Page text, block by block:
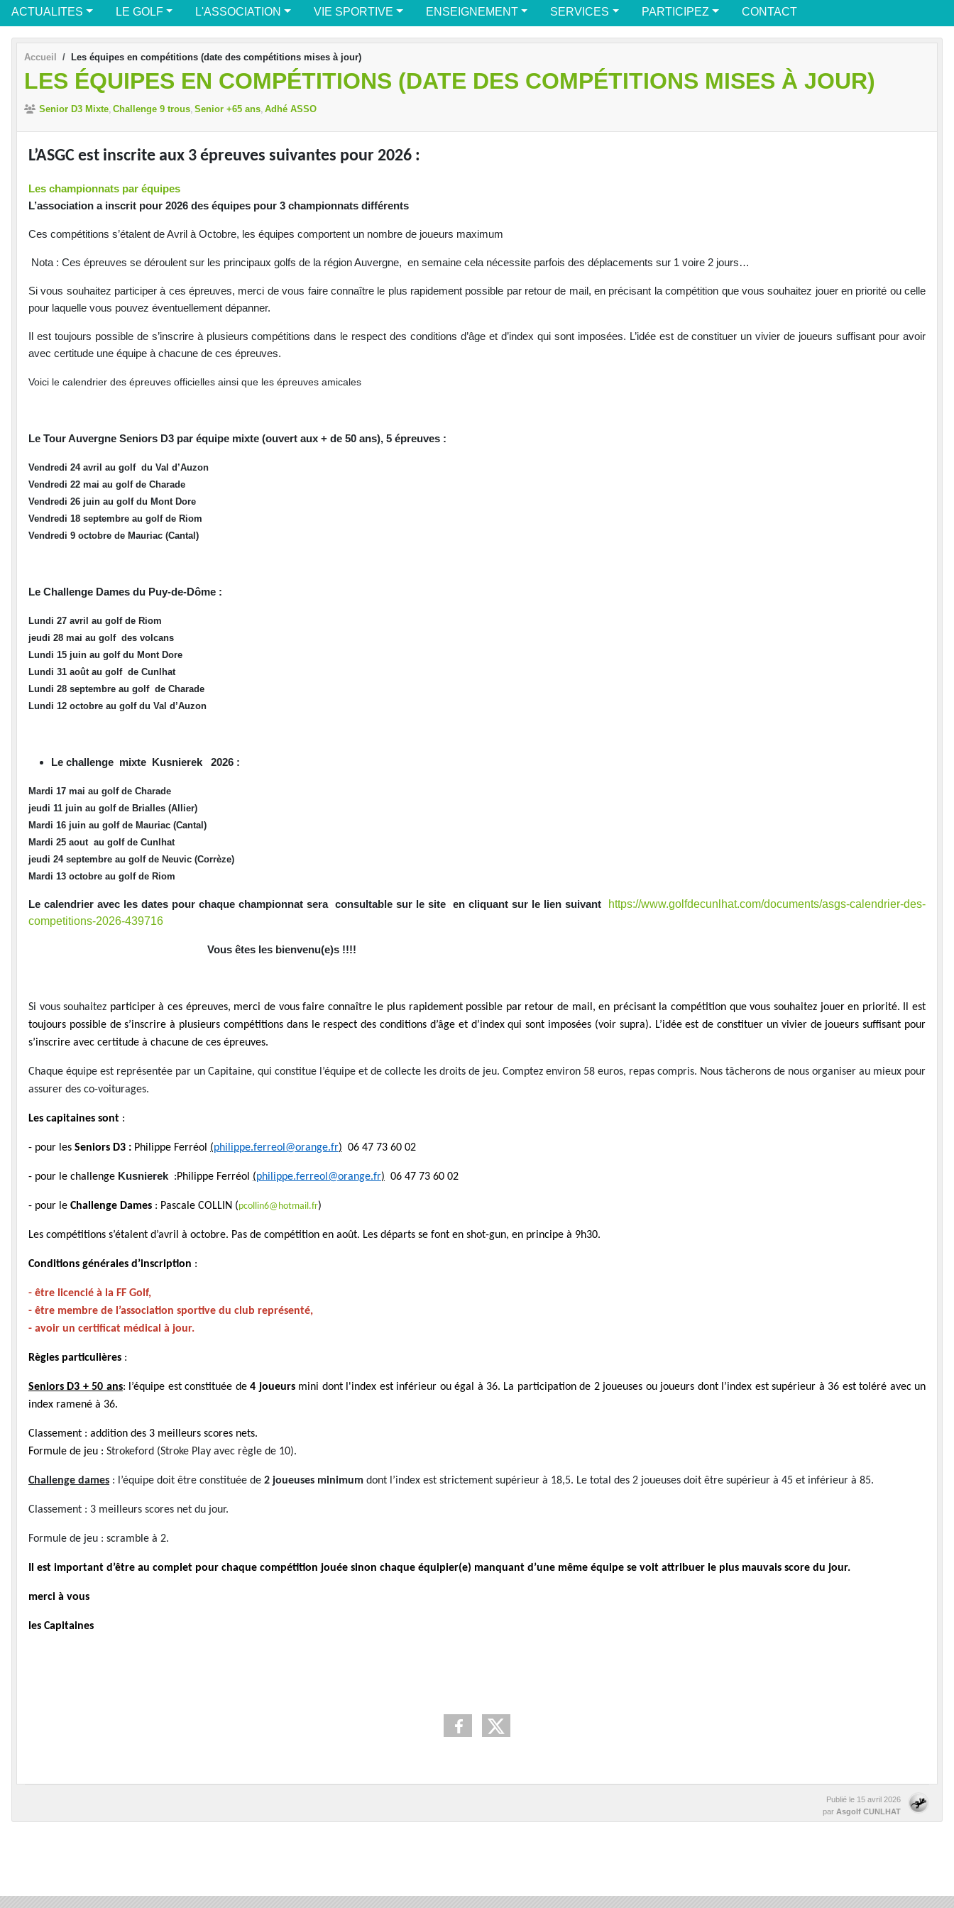
ACTUALITES LE GOLF L'ASSOCIATION VIE SPORTIVE ENSEIGNEMENT SERVICES PARTICIPEZ CONTACT
Accueil Les équipes en compétitions (date des compétitions mises à jour)
LES ÉQUIPES EN COMPÉTITIONS (DATE DES COMPÉTITIONS MISES À JOUR)
Senior D3 Mixte Challenge 9 trous Senior +65 ans Adhé ASSO
L’ASGC est inscrite aux 3 épreuves suivantes pour 2026 :
Les championnats par équipes
L’association a inscrit pour 2026 des équipes pour 3 championnats différents
Ces compétitions s’étalent de Avril à Octobre, les équipes comportent un nombre de joueurs maximum
Nota : Ces épreuves se déroulent sur les principaux golfs de la région Auvergne, en semaine cela nécessite parfois des déplacements sur 1 voire 2 jours…
Si vous souhaitez participer à ces épreuves, merci de vous faire connaître le plus rapidement possible par retour de mail, en précisant la compétition que vous souhaitez jouer en priorité ou celle
pour laquelle vous pouvez éventuellement dépanner.
Il est toujours possible de s’inscrire à plusieurs compétitions dans le respect des conditions d’âge et d’index qui sont imposées. L’idée est de constituer un vivier de joueurs suffisant pour avoir
avec certitude une équipe à chacune de ces épreuves.
Voici le calendrier des épreuves officielles ainsi que les épreuves amicales
Le Tour Auvergne Seniors D3 par équipe mixte (ouvert aux + de 50 ans), 5 épreuves :
Vendredi 24 avril au golf du Val d’Auzon
Vendredi 22 mai au golf de Charade
Vendredi 26 juin au golf du Mont Dore
Vendredi 18 septembre au golf de Riom
Vendredi 9 octobre de Mauriac (Cantal)
Le Challenge Dames du Puy-de-Dôme :
Lundi 27 avril au golf de Riom
jeudi 28 mai au golf des volcans
Lundi 15 juin au golf du Mont Dore
Lundi 31 août au golf de Cunlhat
Lundi 28 septembre au golf de Charade
Lundi 12 octobre au golf du Val d’Auzon
Le challenge mixte Kusnierek 2026 :
Mardi 17 mai au golf de Charade
jeudi 11 juin au golf de Brialles (Allier)
Mardi 16 juin au golf de Mauriac (Cantal)
Mardi 25 aout au golf de Cunlhat
jeudi 24 septembre au golf de Neuvic (Corrèze)
Mardi 13 octobre au golf de Riom
Le calendrier avec les dates pour chaque championnat sera consultable sur le site en cliquant sur le lien suivant
https://www.golfdecunlhat.com/documents/asgs-calendrier-des-
competitions-2026-439716
Vous êtes les bienvenu(e)s !!!!
Si vous souhaitez participer à ces épreuves, merci de vous faire connaître le plus rapidement possible par retour de mail, en précisant la compétition que vous souhaitez jouer en priorité. Il est
toujours possible de s’inscrire à plusieurs compétitions dans le respect des conditions d’âge et d’index qui sont imposées (voir supra). L’idée est de constituer un vivier de joueurs suffisant pour
s’inscrire avec certitude à chacune de ces épreuves.
Chaque équipe est représentée par un Capitaine, qui constitue l’équipe et de collecte les droits de jeu. Comptez environ 58 euros, repas compris. Nous tâcherons de nous organiser au mieux pour
assurer des co-voiturages.
Les capitaines sont :
- pour les Seniors D3 : Philippe Ferréol (philippe.ferreol@orange.fr) 06 47 73 60 02
- pour le challenge Kusnierek :Philippe Ferréol (philippe.ferreol@orange.fr) 06 47 73 60 02
- pour le Challenge Dames : Pascale COLLIN (pcollin6@hotmail.fr)
Les compétitions s’étalent d’avril à octobre. Pas de compétition en août. Les départs se font en shot-gun, en principe à 9h30.
Conditions générales d’inscription :
- être licencié à la FF Golf,
- être membre de l’association sportive du club représenté,
- avoir un certificat médical à jour.
Règles particulières :
Seniors D3 + 50 ans: l’équipe est constituée de4 joueursmini dont l'index est inférieur ou égal à 36. La participation de 2 joueuses ou joueurs dont l’index est supérieur à 36 est toléré avec un
index ramené à 36.
Classement : addition des 3 meilleurs scores nets.
Formule de jeu : Strokeford (Stroke Play avec règle de 10).
Challenge dames : l’équipe doit être constituée de 2 joueuses minimum dont l’index est strictement supérieur à 18,5. Le total des 2 joueuses doit être supérieur à 45 et inférieur à 85.
Classement : 3 meilleurs scores net du jour.
Formule de jeu : scramble à 2.
Il est important d’être au complet pour chaque compétition jouée sinon chaque équipier(e) manquant d’une même équipe se voit attribuer le plus mauvais score du jour.
merci à vous
les Capitaines
Publié le 15 avril 2026
par Asgolf CUNLHAT